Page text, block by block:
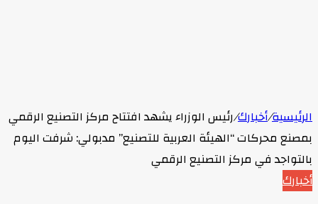
الرئيسية/أخبارك/رئيس الوزراء يشهد افتتاح مركز التصنيع الرقمي
بمصنع محركات “الهيئة العربية للتصنيع” مدبولي: شرفت اليوم
بالتواجد في مركز التصنيع الرقمي
أخبارك